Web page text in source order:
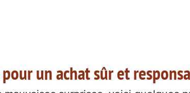
un achat sûr et